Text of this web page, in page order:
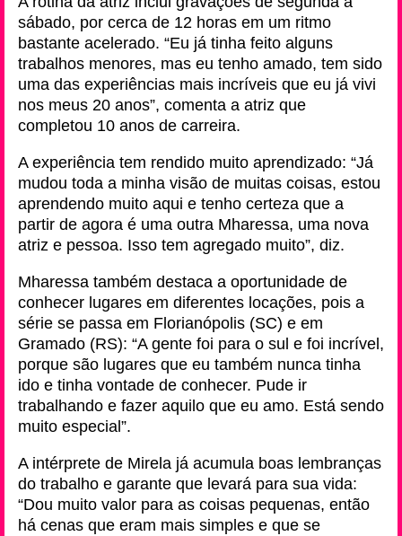
sábado, por cerca de 12 horas em um ritmo
bastante acelerado. “Eu já tinha feito alguns
trabalhos menores, mas eu tenho amado, tem sido
uma das experiências mais incríveis que eu já vivi
nos meus 20 anos”, comenta a atriz que
completou 10 anos de carreira.
A experiência tem rendido muito aprendizado: “Já
mudou toda a minha visão de muitas coisas, estou
aprendendo muito aqui e tenho certeza que a
partir de agora é uma outra Mharessa, uma nova
atriz e pessoa. Isso tem agregado muito”, diz.
Mharessa também destaca a oportunidade de
conhecer lugares em diferentes locações, pois a
série se passa em Florianópolis (SC) e em
Gramado (RS): “A gente foi para o sul e foi incrível,
porque são lugares que eu também nunca tinha
ido e tinha vontade de conhecer. Pude ir
trabalhando e fazer aquilo que eu amo. Está sendo
muito especial”.
A intérprete de Mirela já acumula boas lembranças
do trabalho e garante que levará para sua vida:
“Dou muito valor para as coisas pequenas, então
há cenas que eram mais simples e que se